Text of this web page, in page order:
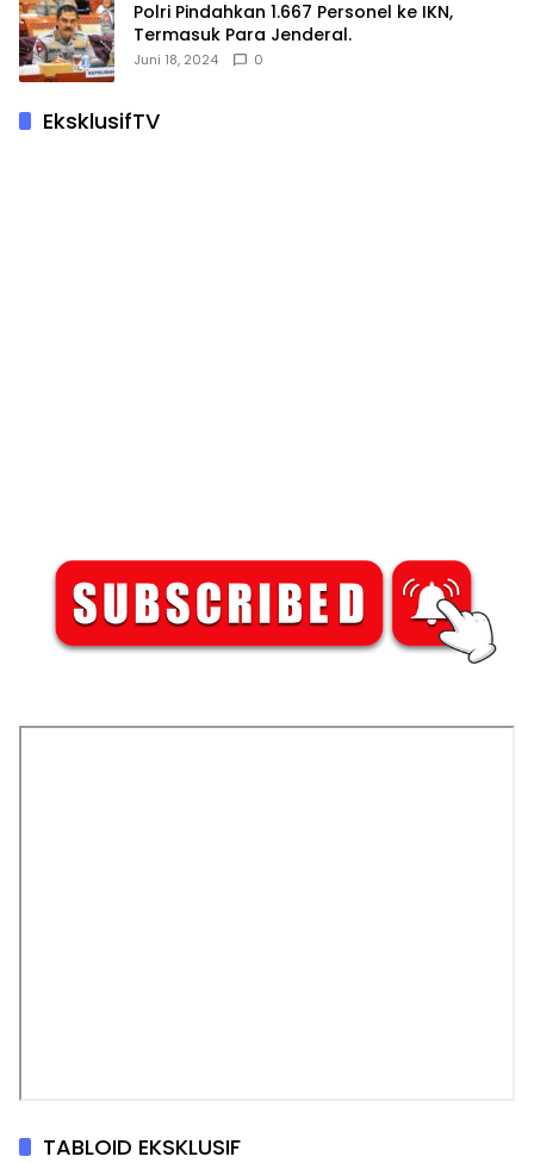
Polri Pindahkan 1.667 Personel ke IKN,
Termasuk Para Jenderal.
Juni 18, 2024 0
EksklusifTV
TABLOID EKSKLUSIF